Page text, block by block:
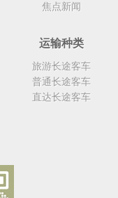
焦点新闻
运输种类
旅游长途客车
普通长途客车
直达长途客车